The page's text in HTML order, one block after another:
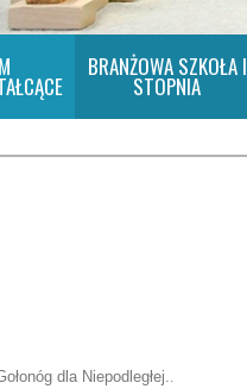
BRANŻOWA SZKOŁA I
STOPNIA
dla Niepodległej..